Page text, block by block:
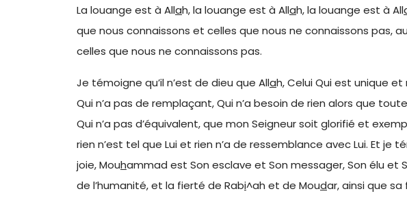
La louange est à Allah, la louange est à Allah, la louange est à All
que nous connaissons et celles que nous ne connaissons pas,
celles que nous ne connaissons pas.
Je témoigne qu’il n’est de dieu que Allah, Celui Qui est unique et
Qui n’a pas de remplaçant, Qui n’a besoin de rien alors que
Qui n’a pas d’équivalent, que mon Seigneur soit glorifié et
rien n’est tel que Lui et rien n’a de ressemblance avec Lui. Et
joie, Mouhammad est Son esclave et Son messager, Son élu et
de l’humanité, et la fierté de Rabi^ah et de Moudar, ainsi que